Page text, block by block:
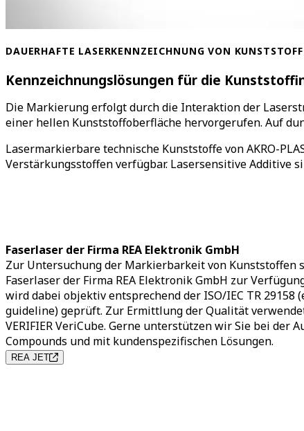
DAUERHAFTE LASERKENNZEICHNUNG VON KUNSTSTOFF
Kennzeichnungslösungen für die
Die Markierung erfolgt durch die Interaktion der
einer hellen Kunststoffoberfläche hervorgerufen. Auf
Lasermarkierbare technische Kunststoffe von AKRO-
Verstärkungsstoffen verfügbar. Lasersensitive Additive
Faserlaser der Firma REA Elektronik GmbH
Zur Untersuchung der Markierbarkeit von Kunststoffen
Faserlaser der Firma REA Elektronik GmbH zur
wird dabei objektiv entsprechend der ISO/IEC TR 29158
guideline) geprüft. Zur Ermittlung der Qualität verwendet
VERIFIER VeriCube. Gerne unterstützen wir Sie bei der
Compounds und mit kundenspezifischen Lösungen.
REA JET